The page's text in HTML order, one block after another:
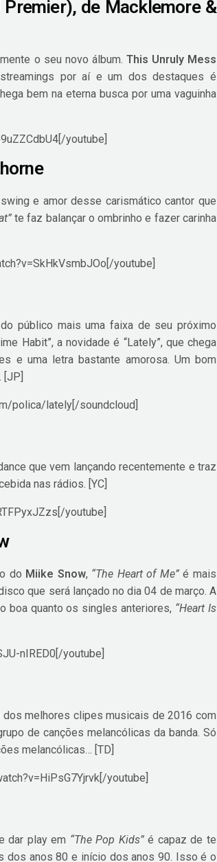
Premier), de Macklemore &
o seu novo álbum. This Unruly Mess
por aí e um dos destaques é
bem na eterna busca por uma vaguinha
youtube]
e amor desse carismático cantor que
te faz balançar o ombrinho e fazer carinha
youtube]
público mais uma faixa de seu próximo
Habit”, a novidade é “Lately”, que chega
e uma letra bastante amorosa. Um bom
polica/lately[/soundcloud]
que vem lançando recentemente e traz
nas rádios. [YC]
youtube]
do Miike Snow, “The Heart of Me”é mais
que será lançado no dia 04 de março. A
boa quanto os singles anteriores, “Heart Is
nIRED0[/youtube]
dos melhores clipes musicais de 2016 com
de canções melancólicas da banda. Só
melancólicas… [TD]
youtube]
dar play em “The Pop Kids”é capaz de te
dos anos 80 e início dos anos 90. Isso é o